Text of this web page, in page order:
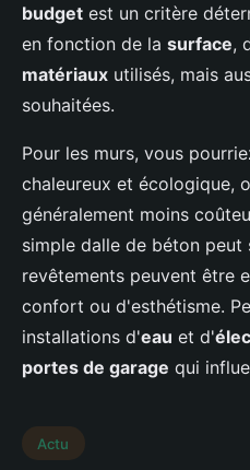
budget est un critère
en fonction de la surface,
matériaux utilisés, mais
souhaitées.
Pour les murs, vous
chaleureux et écologique,
généralement moins
simple dalle de béton
revêtements peuvent être
confort ou d'esthétisme.
installations d'eau et d'
portes de garage qui
Actu